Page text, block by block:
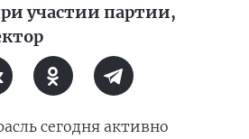
участии партии,
сегодня активно